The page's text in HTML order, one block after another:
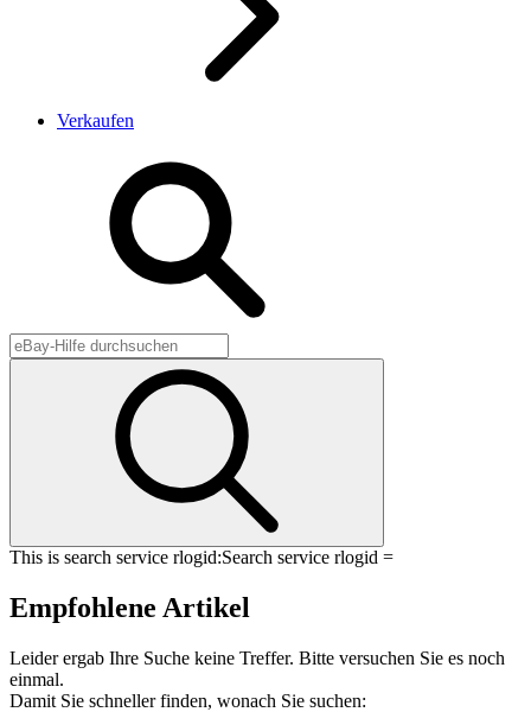
Verkaufen
This is search service rlogid:Search service rlogid =
Empfohlene Artikel
Leider ergab Ihre Suche keine Treffer. Bitte versuchen Sie es noch
einmal.
Damit Sie schneller finden, wonach Sie suchen: